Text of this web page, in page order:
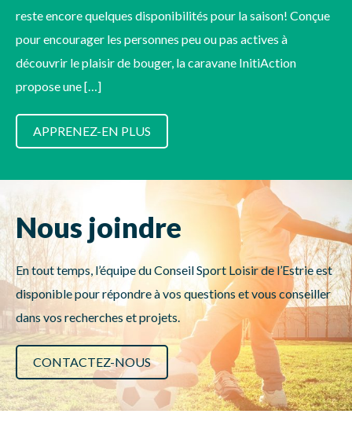
reste encore quelques disponibilités pour la saison! Conçue
pour encourager les personnes peu ou pas actives à
découvrir le plaisir de bouger, la caravane InitiAction
propose une […]
APPRENEZ-EN PLUS
Nous joindre
En tout temps, l’équipe du Conseil Sport Loisir de l’Estrie est
disponible pour répondre à vos questions et vous conseiller
dans vos recherches et projets.
CONTACTEZ-NOUS